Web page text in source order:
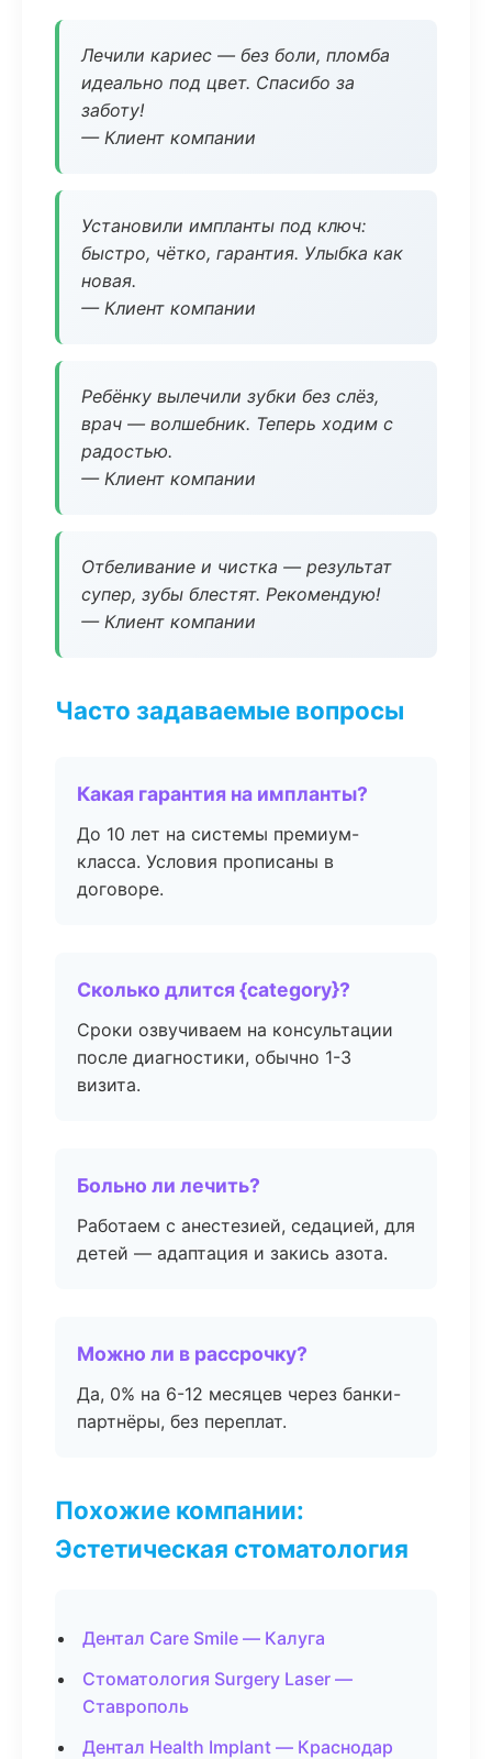
Лечили кариес — без боли, пломба
идеально под цвет. Спасибо за
заботу!
— Клиент компании
Установили импланты под ключ:
быстро, чётко, гарантия. Улыбка как
новая.
— Клиент компании
Ребёнку вылечили зубки без слёз,
врач — волшебник. Теперь ходим с
радостью.
— Клиент компании
Отбеливание и чистка — результат
супер, зубы блестят. Рекомендую!
— Клиент компании
Часто задаваемые вопросы
Какая гарантия на импланты?
До 10 лет на системы премиум-
класса. Условия прописаны в
договоре.
Сколько длится {category}?
Сроки озвучиваем на консультации
после диагностики, обычно 1-3
визита.
Больно ли лечить?
Работаем с анестезией, седацией, для
детей — адаптация и закись азота.
Можно ли в рассрочку?
Да, 0% на 6-12 месяцев через банки-
партнёры, без переплат.
Похожие компании:
Эстетическая стоматология
Дентал Care Smile — Калуга
Стоматология Surgery Laser —
Ставрополь
Дентал Health Implant — Краснодар